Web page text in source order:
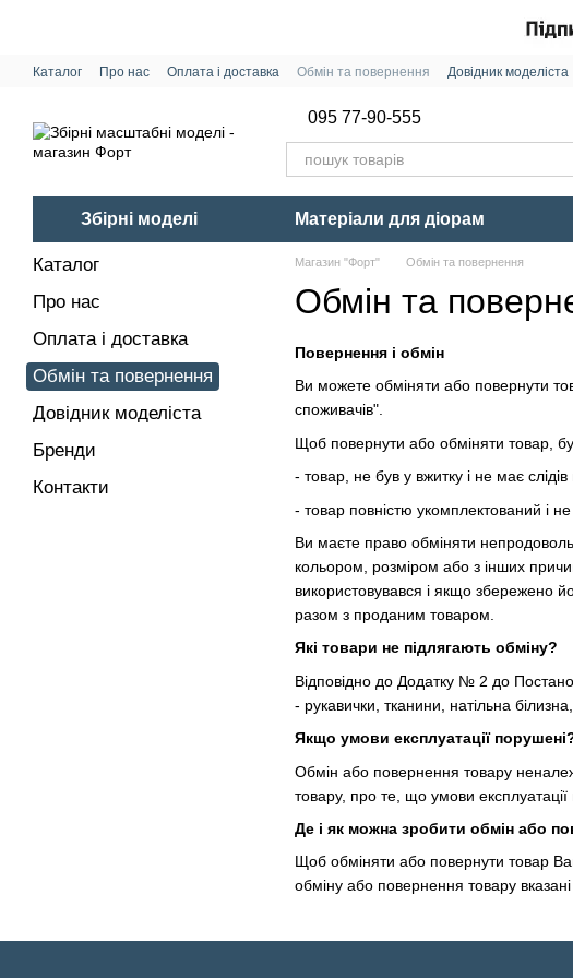
Каталог Про нас Оплата і доставка Обмін та повернення Довідник моделіста
095 77-90-555
Збірні моделі Матеріали для діорам
Магазин "Форт" Обмін та повернення
Обмін та
Повернення і обмін
Ви можете обміняти або повернути
споживачів".
Щоб повернути або обміняти товар,
- товар, не був у вжитку і не має
- товар повністю укомплектований і
Ви маєте право обміняти
кольором, розміром або з інших
використовувався і якщо збережено
разом з проданим товаром.
Які товари не підлягають обміну?
Відповідно до Додатку № 2 до
- рукавички, тканини, натільна
Якщо умови експлуатації
Обмін або повернення товару
товару, про те, що умови
Де і як можна зробити обмін або
Щоб обміняти або повернути товар
обміну або повернення товару
Каталог
Про нас
Оплата і доставка
Обмін та повернення
Довідник моделіста
Бренди
Контакти